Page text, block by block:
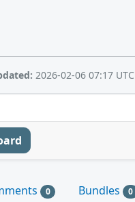
2026-02-06 07:17 UTC
0 Bundles 0